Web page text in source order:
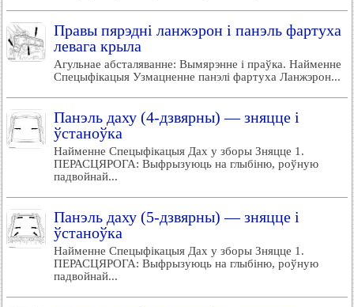
Правы пярэдні ланжэрон і панэль фартуха
левага крыла
Агульнае абсталяванне: Вымярэнне і праўка. Найменне
Спецыфікацыя Узмацненне панэлі фартуха Ланжэрон...
Панэль даху (4-дзвярны) — зняцце і
ўстаноўка
Найменне Спецыфікацыя Дах у зборы Зняцце 1.
ПЕРАСЦЯРОГА: Выфрызуюць на глыбіню, роўную
падвойнай...
Панэль даху (5-дзвярны) — зняцце і
ўстаноўка
Найменне Спецыфікацыя Дах у зборы Зняцце 1.
ПЕРАСЦЯРОГА: Выфрызуюць на глыбіню, роўную
падвойнай...